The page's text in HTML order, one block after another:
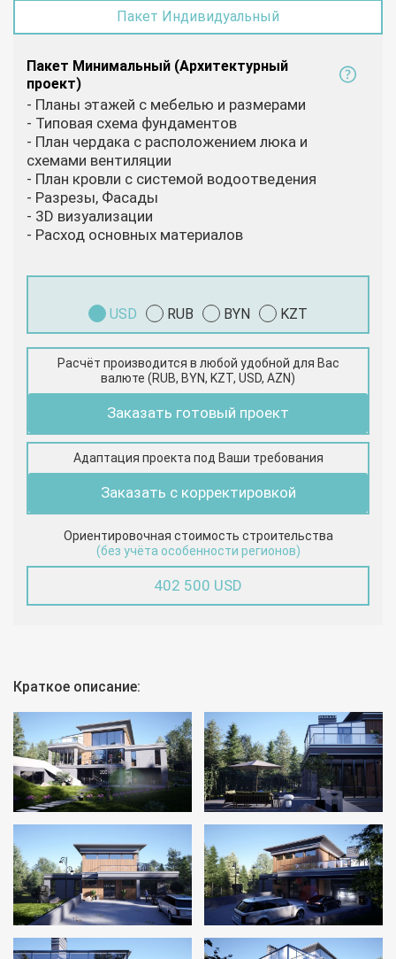
Пакет Индивидуальный
Пакет Минимальный (Архитектурный
проект)
- Планы этажей с мебелью и размерами
- Типовая схема фундаментов
- План чердака с расположением люка и
схемами вентиляции
- План кровли с системой водоотведения
- Разрезы, Фасады
- 3D визуализации
- Расход основных материалов
USD RUB BYN KZT
Расчёт производится в любой удобной для Вас
валюте (RUB, BYN, KZT, USD, AZN)
Заказать готовый проект
Адаптация проекта под Ваши требования
Заказать с корректировкой
Ориентировочная стоимость строительства
(без учёта особенности регионов)
402 500 USD
Краткое описание: